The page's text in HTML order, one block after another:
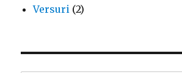
Versuri (2)